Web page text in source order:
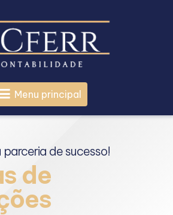
Menu principal
de sucesso!
de